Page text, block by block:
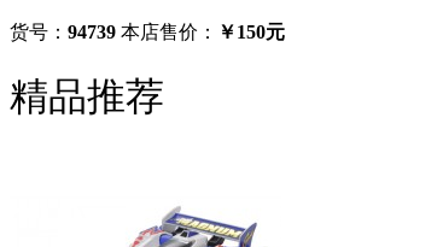
货号： 94739 本店售价： ￥150元
精品推荐